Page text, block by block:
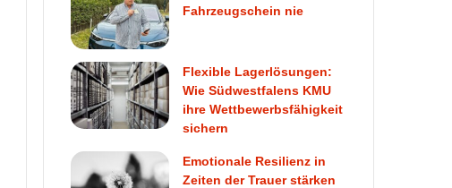
Fahrzeugschein nie
Flexible Lagerlösungen:
Wie Südwestfalens KMU
ihre Wettbewerbsfähigkeit
sichern
Emotionale Resilienz in
Zeiten der Trauer stärken